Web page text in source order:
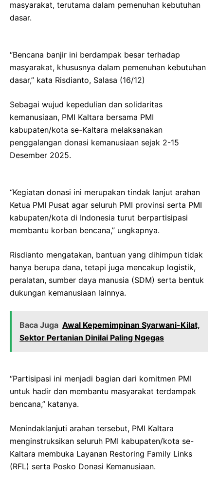
masyarakat, terutama dalam pemenuhan kebutuhan
dasar.
“Bencana banjir ini berdampak besar terhadap
masyarakat, khususnya dalam pemenuhan kebutuhan
dasar,” kata Risdianto, Salasa (16/12)
Sebagai wujud kepedulian dan solidaritas
kemanusiaan, PMI Kaltara bersama PMI
kabupaten/kota se-Kaltara melaksanakan
penggalangan donasi kemanusiaan sejak 2-15
Desember 2025.
“Kegiatan donasi ini merupakan tindak lanjut arahan
Ketua PMI Pusat agar seluruh PMI provinsi serta PMI
kabupaten/kota di Indonesia turut berpartisipasi
membantu korban bencana,” ungkapnya.
Risdianto mengatakan, bantuan yang dihimpun tidak
hanya berupa dana, tetapi juga mencakup logistik,
peralatan, sumber daya manusia (SDM) serta bentuk
dukungan kemanusiaan lainnya.
Baca Juga Awal Kepemimpinan Syarwani-Kilat,
Sektor Pertanian Dinilai Paling Ngegas
“Partisipasi ini menjadi bagian dari komitmen PMI
untuk hadir dan membantu masyarakat terdampak
bencana,” katanya.
Menindaklanjuti arahan tersebut, PMI Kaltara
menginstruksikan seluruh PMI kabupaten/kota se-
Kaltara membuka Layanan Restoring Family Links
(RFL) serta Posko Donasi Kemanusiaan.